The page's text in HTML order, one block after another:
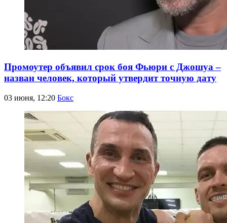
Промоутер объявил срок боя Фьюри с Джошуа –
назван человек, который утвердит точную дату
03 июня, 12:20 Бокс